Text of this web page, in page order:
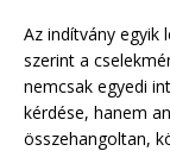
Az indítvány egyik
szerint a
nemcsak egyedi
kérdése, hanem
összehangoltan,